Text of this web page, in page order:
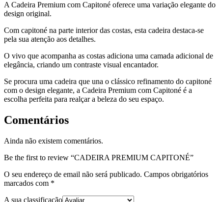
A Cadeira Premium com Capitoné oferece uma variação elegante do
design original.
Com capitoné na parte interior das costas, esta cadeira destaca-se
pela sua atenção aos detalhes.
O vivo que acompanha as costas adiciona uma camada adicional de
elegância, criando um contraste visual encantador.
Se procura uma cadeira que una o clássico refinamento do capitoné
com o design elegante, a Cadeira Premium com Capitoné é a
escolha perfeita para realçar a beleza do seu espaço.
Comentários
Ainda não existem comentários.
Be the first to review “CADEIRA PREMIUM CAPITONÉ”
O seu endereço de email não será publicado. Campos obrigatórios
marcados com *
A sua classificação